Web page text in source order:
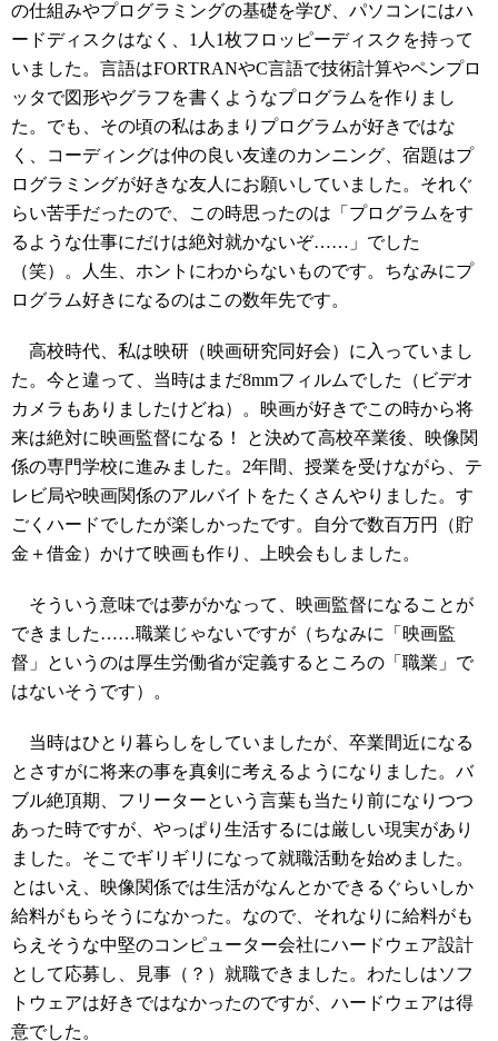
の仕組みやプログラミングの基礎を学び、パソコンにはハ
ードディスクはなく、1人1枚フロッピーディスクを持って
いました。言語はFORTRANやC言語で技術計算やペンプロ
ッタで図形やグラフを書くようなプログラムを作りまし
た。でも、その頃の私はあまりプログラムが好きではな
く、コーディングは仲の良い友達のカンニング、宿題はプ
ログラミングが好きな友人にお願いしていました。それぐ
らい苦手だったので、この時思ったのは「プログラムをす
るような仕事にだけは絶対就かないぞ……」でした
（笑）。人生、ホントにわからないものです。ちなみにプ
ログラム好きになるのはこの数年先です。
高校時代、私は映研（映画研究同好会）に入っていまし
た。今と違って、当時はまだ8mmフィルムでした（ビデオ
カメラもありましたけどね）。映画が好きでこの時から将
来は絶対に映画監督になる！ と決めて高校卒業後、映像関
係の専門学校に進みました。2年間、授業を受けながら、テ
レビ局や映画関係のアルバイトをたくさんやりました。す
ごくハードでしたが楽しかったです。自分で数百万円（貯
金＋借金）かけて映画も作り、上映会もしました。
そういう意味では夢がかなって、映画監督になることが
できました……職業じゃないですが（ちなみに「映画監
督」というのは厚生労働省が定義するところの「職業」で
はないそうです）。
当時はひとり暮らしをしていましたが、卒業間近になる
とさすがに将来の事を真剣に考えるようになりました。バ
ブル絶頂期、フリーターという言葉も当たり前になりつつ
あった時ですが、やっぱり生活するには厳しい現実があり
ました。そこでギリギリになって就職活動を始めました。
とはいえ、映像関係では生活がなんとかできるぐらいしか
給料がもらそうになかった。なので、それなりに給料がも
らえそうな中堅のコンピューター会社にハードウェア設計
として応募し、見事（？）就職できました。わたしはソフ
トウェアは好きではなかったのですが、ハードウェアは得
意でした。